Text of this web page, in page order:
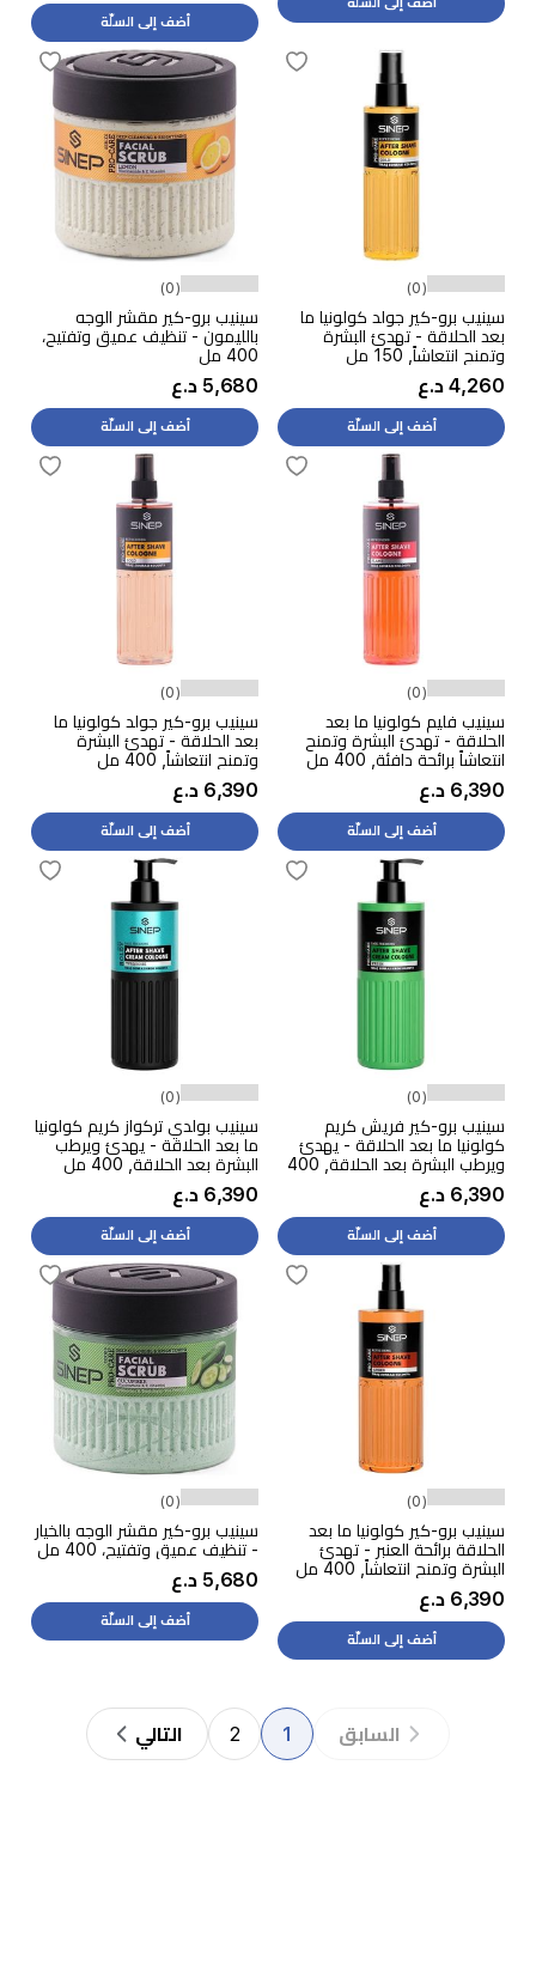
أضف إلى السلّة
(0)
سينيب برو-كير جولد كولونيا ما
بعد الحلاقة - تهدئ البشرة
وتمنح انتعاشاً, 150 مل
4,260 د.ع
أضف إلى السلّة
(0)
سينيب برو-كير مقشر الوجه
بالليمون - تنظيف عميق وتفتيح،
400 مل
5,680 د.ع
أضف إلى السلّة
(0)
سينيب فليم كولونيا ما بعد
الحلاقة - تهدئ البشرة وتمنح
انتعاشاً برائحة دافئة, 400 مل
6,390 د.ع
أضف إلى السلّة
(0)
سينيب برو-كير جولد كولونيا ما
بعد الحلاقة - تهدئ البشرة
وتمنح انتعاشاً, 400 مل
6,390 د.ع
أضف إلى السلّة
(0)
سينيب برو-كير فريش كريم
كولونيا ما بعد الحلاقة - يهدئ
ويرطب البشرة بعد الحلاقة, 400
مل
6,390 د.ع
أضف إلى السلّة
(0)
سينيب بولدي تركواز كريم كولونيا
ما بعد الحلاقة - يهدئ ويرطب
البشرة بعد الحلاقة, 400 مل
6,390 د.ع
أضف إلى السلّة
(0)
سينيب برو-كير كولونيا ما بعد
الحلاقة برائحة العنبر - تهدئ
البشرة وتمنح انتعاشاً, 400 مل
6,390 د.ع
أضف إلى السلّة
(0)
سينيب برو-كير مقشر الوجه بالخيار
- تنظيف عميق وتفتيح، 400 مل
5,680 د.ع
أضف إلى السلّة
السابق 1
2 التالي